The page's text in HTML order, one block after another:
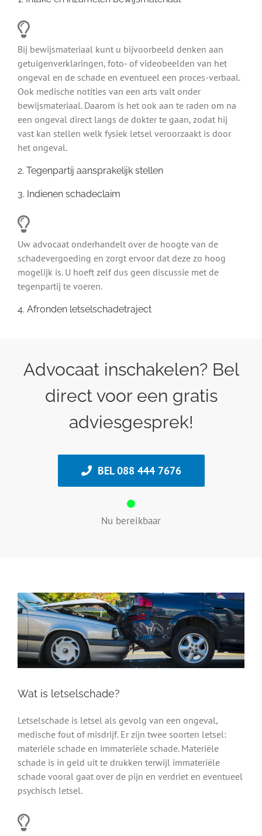
Bij bewijsmateriaal kunt u bijvoorbeeld denken aan
getuigenverklaringen, foto- of videobeelden van het
ongeval en de schade en eventueel een proces-verbaal.
Ook medische notities van een arts valt onder
bewijsmateriaal. Daarom is het ook aan te raden om na
een ongeval direct langs de dokter te gaan, zodat hij
vast kan stellen welk fysiek letsel veroorzaakt is door
het ongeval.
2. Tegenpartij aansprakelijk stellen
3. Indienen schadeclaim
Uw advocaat onderhandelt over de hoogte van de
schadevergoeding en zorgt ervoor dat deze zo hoog
mogelijk is. U hoeft zelf dus geen discussie met de
tegenpartij te voeren.
4. Afronden letselschadetraject
Advocaat inschakelen? Bel
direct voor een gratis
adviesgesprek!
BEL 088 444 7676
Nu bereikbaar
Wat is letselschade?
Letselschade is letsel als gevolg van een ongeval,
medische fout of misdrijf. Er zijn twee soorten letsel:
materiële schade en immateriële schade. Materiële
schade is in geld uit te drukken terwijl immateriële
schade vooral gaat over de pijn en verdriet en eventueel
psychisch letsel.